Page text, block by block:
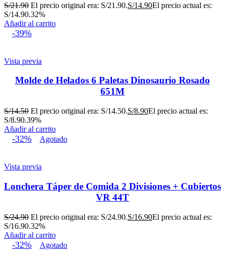
S/21.90 El precio original era: S/21.90.S/14.90El precio actual es:
S/14.90.32%
Añadir al carrito
-39%
Vista previa
Molde de Helados 6 Paletas Dinosaurio Rosado
651M
S/14.50 El precio original era: S/14.50.S/8.90El precio actual es:
S/8.90.39%
Añadir al carrito
-32% Agotado
Vista previa
Lonchera Táper de Comida 2 Divisiones + Cubiertos
VR 44T
S/24.90 El precio original era: S/24.90.S/16.90El precio actual es:
S/16.90.32%
Añadir al carrito
-32% Agotado